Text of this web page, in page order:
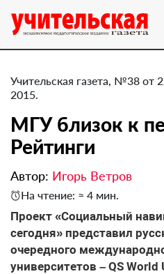
Учительская газета, №38 от
2015.
МГУ близок к
Рейтинги
Автор: Игорь Ветров
На чтение: ≈ 4 мин.
Проект «Социальный
сегодня» представил
очередного
университетов – QS